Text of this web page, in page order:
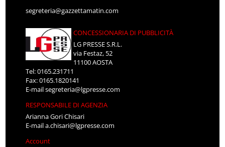
segreteria@gazzettamatin.com
CONCESSIONARIA DI PUBBLICITÀ
LG PRESSE S.R.L.
via Festaz, 52
11100 AOSTA
Tel: 0165.231711
Fax: 0165.1820141
E-mailsegreteria@lgpresse.com
RESPONSABILE DI AGENZIA
Arianna Gori Chisari
E-maila.chisari@lgpresse.com
Account